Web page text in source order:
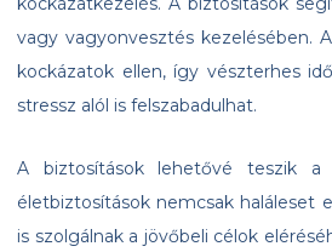
vagy vagyonvesztés kezelésében.
kockázatok ellen, így vészterhes
stressz alól is felszabadulhat.
A biztosítások lehetővé teszik
életbiztosítások nemcsak haláleset
is szolgálnak a jövőbeli célok